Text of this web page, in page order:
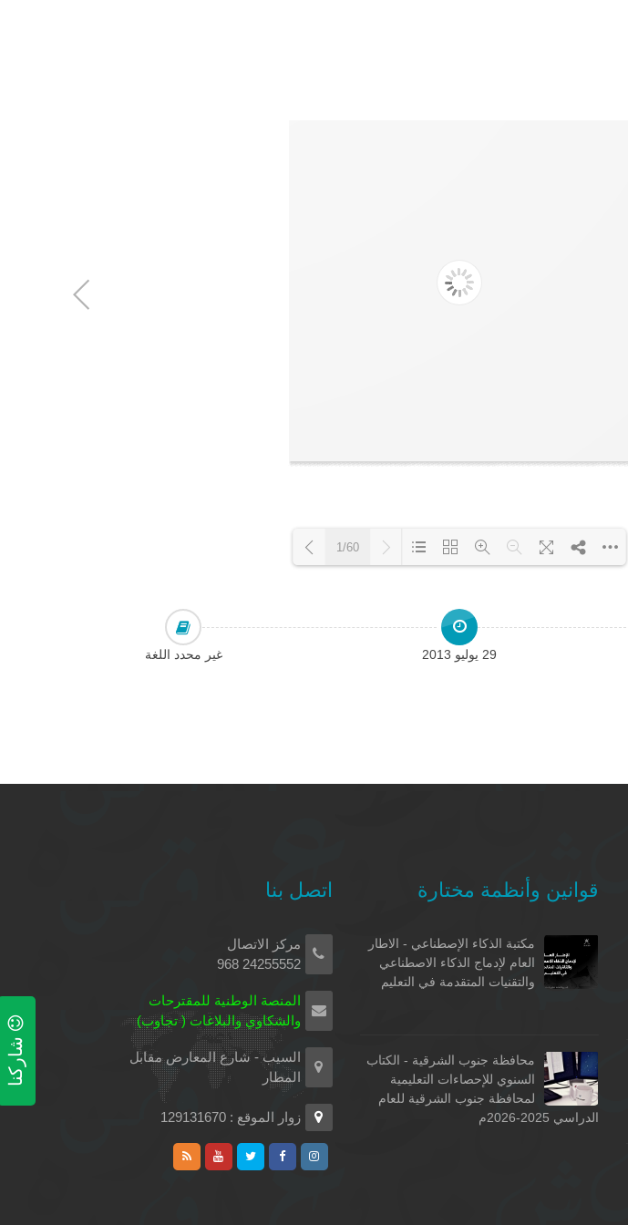
1/60
29 يوليو 2013 غير محدد اللغة
قوانين وأنظمة مختارة
مكتبة الذكاء الإصطناعي - الاطار
العام لإدماج الذكاء الاصطناعي
والتقنيات المتقدمة في التعليم
محافظة جنوب الشرقية - الكتاب
السنوي للإحصاءات التعليمية
لمحافظة جنوب الشرقية للعام
الدراسي 2025-2026م
اتصل بنا
مركز الاتصال
24255552 968
المنصة الوطنية للمقترحات
والشكاوي والبلاغات ( تجاوب)
السيب - شارع المعارض مقابل
المطار
زوار الموقع : 129131670
شاركنا